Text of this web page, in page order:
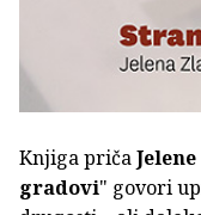
Knjiga priča
gradovi" govori